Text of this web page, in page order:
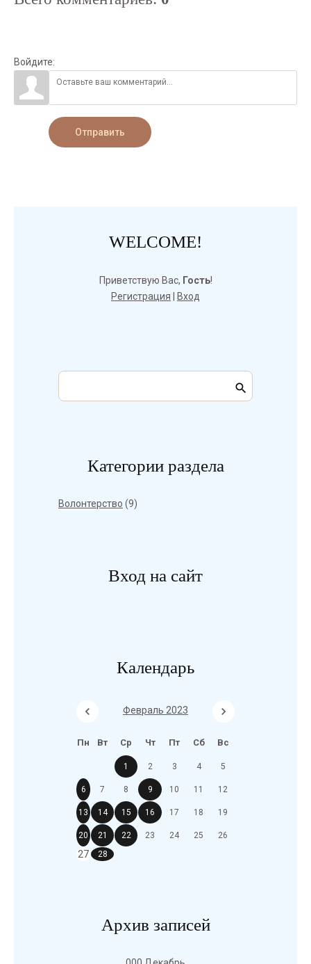
Войдите:
Отправить
WELCOME!
Приветствую Вас, Гость!
Регистрация
Вход
Категории раздела
Волонтерство (9)
Вход на сайт
Календарь
Февраль 2023
Пн Вт Ср Чт Пт Сб Вс
1 2 3 4 5
6 7 8 9 10 11 12
13 14 15 16 17 18 19
20 21 22 23 24 25 26
27 28
Архив записей